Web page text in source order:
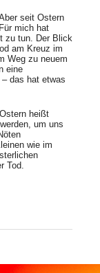
seit Ostern
mich hat
zu tun. Der Blick
am Kreuz im
Weg zu neuem
eine
das hat etwas
heißt
um uns
wie im
Tod.